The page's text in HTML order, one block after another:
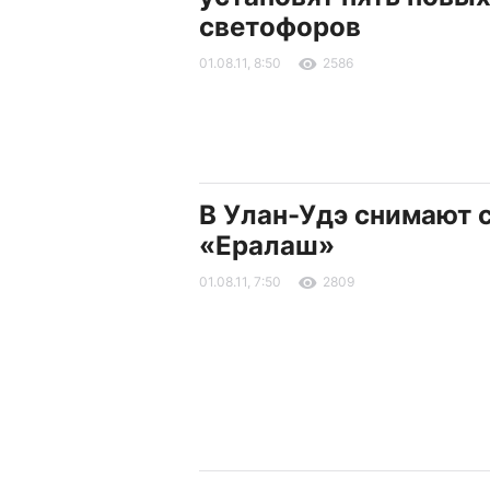
светофоров
01.08.11, 8:50 2586
В Улан-Удэ снимают
«Ералаш»
01.08.11, 7:50 2809